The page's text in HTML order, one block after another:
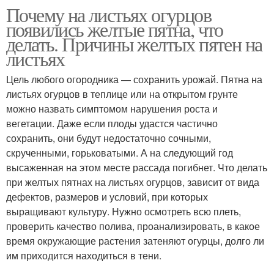
Почему на листьях огурцов
появились желтые пятна, что
делать. Причины желтых пятен на
листьях
Цель любого огородника — сохранить урожай. Пятна на
листьях огурцов в теплице или на открытом грунте
можно назвать симптомом нарушения роста и
вегетации. Даже если плоды удастся частично
сохранить, они будут недостаточно сочными,
скрученными, горьковатыми. А на следующий год
высаженная на этом месте рассада погибнет. Что делать
при желтых пятнах на листьях огурцов, зависит от вида
дефектов, размеров и условий, при которых
выращивают культуру. Нужно осмотреть всю плеть,
проверить качество полива, проанализировать, в какое
время окружающие растения затеняют огурцы, долго ли
им приходится находиться в тени.